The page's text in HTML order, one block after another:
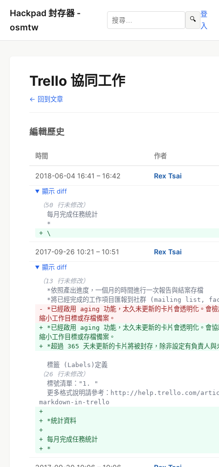
Hackpad 封存器 -
osmtw
🔍
登
入
Trello 協同工作
← 回到文章
編輯歷史
時間 作者
2018-06-04 16:41 – 16:42 Rex Tsai
顯示 diff
（50 行未修改）
  每月完成任務統計
  *
+ \
2017-09-26 10:21 – 10:51 Rex Tsai
顯示 diff
（13 行未修改）
  *依照產出進度，一個月的時間進行一次報告與結案存檔
*將已經完成的工作項目匯報到社群 (mailing list,
- *已經啟用 aging 功能，太久未更新的卡片會透明化。會檢
縮小工作目標或存檔備案。
+ *已經啟用 aging 功能，太久未更新的卡片會透明化。會協
縮小工作目標或存檔備案。
+ *超過 365 天未更新的卡片將被封存，除非設定有負責人與
  標籤 (Labels)定義
（26 行未修改）
  標號清單："1. "
markdown-in-trello
+
+ *統計資料
+
+ 每月完成任務統計
+ *